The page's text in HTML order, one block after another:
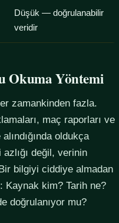
Düşük — doğrulanabilir
veridir
Okuma Yöntemi
zamankinden fazla.
maç raporları ve
oldukça
değil, verinin
bilgiyi ciddiye almadan
Kaynak kim? Tarih ne?
doğrulanıyor mu?